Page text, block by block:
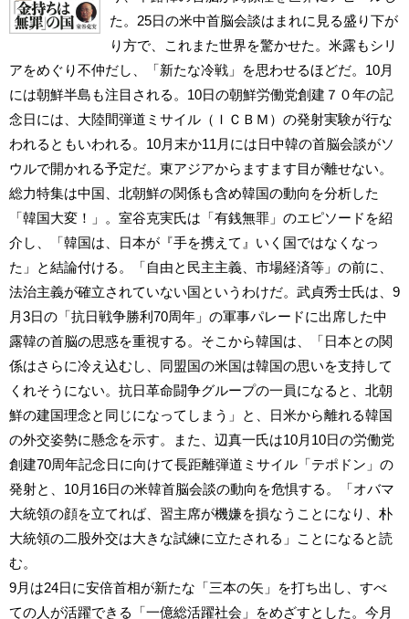
た。25日の米中首脳会談はまれに見る盛り下が
り方で、これまた世界を驚かせた。米露もシリ
アをめぐり不仲だし、「新たな冷戦」を思わせるほどだ。10月
には朝鮮半島も注目される。10日の朝鮮労働党創建７０年の記
念日には、大陸間弾道ミサイル（ＩＣＢＭ）の発射実験が行な
われるともいわれる。10月末か11月には日中韓の首脳会談がソ
ウルで開かれる予定だ。東アジアからますます目が離せない。
総力特集は中国、北朝鮮の関係も含め韓国の動向を分析した
「韓国大変！」。室谷克実氏は「有銭無罪」のエピソードを紹
介し、「韓国は、日本が『手を携えて』いく国ではなくなっ
た」と結論付ける。「自由と民主主義、市場経済等」の前に、
法治主義が確立されていない国というわけだ。武貞秀士氏は、9
月3日の「抗日戦争勝利70周年」の軍事パレードに出席した中
露韓の首脳の思惑を重視する。そこから韓国は、「日本との関
係はさらに冷え込むし、同盟国の米国は韓国の思いを支持して
くれそうにない。抗日革命闘争グループの一員になると、北朝
鮮の建国理念と同じになってしまう」と、日米から離れる韓国
の外交姿勢に懸念を示す。また、辺真一氏は10月10日の労働党
創建70周年記念日に向けて長距離弾道ミサイル「テポドン」の
発射と、10月16日の米韓首脳会談の動向を危惧する。「オバマ
大統領の顔を立てれば、習主席が機嫌を損なうことになり、朴
大統領の二股外交は大きな試練に立たされる」ことになると読
む。
9月は24日に安倍首相が新たな「三本の矢」を打ち出し、すべ
ての人が活躍できる「一億総活躍社会」をめざすとした。今月